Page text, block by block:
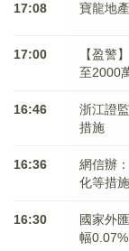
17:08 寶龍地
17:00
【盈警
至2000
16:46
浙江證
措施
16:36
網信辦
化等措
16:30
國家外
幅0.07%